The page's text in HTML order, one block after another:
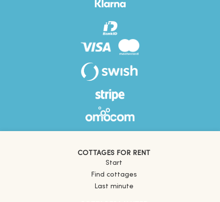
COTTAGES FOR RENT
Start
Find cottages
Last minute